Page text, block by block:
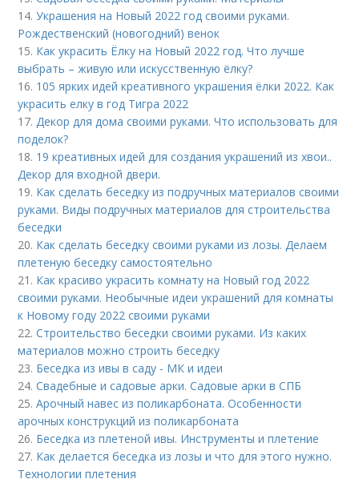
14.Украшения на Новый 2022 год своими руками.
Рождественский (новогодний) венок
15. Как украсить Ёлку на Новый 2022 год. Что лучше
выбрать – живую или искусственную ёлку?
16. 105 ярких идей креативного украшения ёлки 2022. Как
украсить елку в год Тигра 2022
17.Декор для дома своими руками. Что использовать для
поделок?
18. 19 креативных идей для создания украшений из хвои..
Декор для входной двери.
19. Как сделать беседку из подручных материалов своими
руками. Виды подручных материалов для строительства
беседки
20. Как сделать беседку своими руками из лозы. Делаем
плетеную беседку самостоятельно
21. Как красиво украсить комнату на Новый год 2022
своими руками. Необычные идеи украшений для комнаты
к Новому году 2022 своими руками
22.Строительство беседки своими руками. Из каких
материалов можно строить беседку
23. Беседка из ивы в саду - МК и идеи
24.Свадебные и садовые арки. Садовые арки в СПБ
25.Арочный навес из поликарбоната. Особенности
арочных конструкций из поликарбоната
26. Беседка из плетеной ивы. Инструменты и плетение
27. Как делается беседка из лозы и что для этого нужно.
Технологии плетения